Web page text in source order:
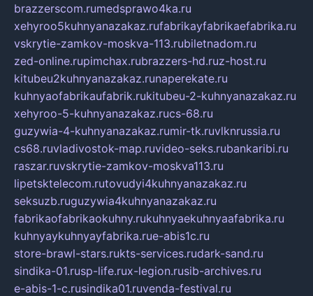
brazzerscom.rumedsprawo4ka.ru
xehyroo5kuhnyanazakaz.rufabrikayfabrikaefabrika.ru
vskrytie-zamkov-moskva-113.rubiletnadom.ru
zed-online.rupimchax.rubrazzers-hd.ruz-host.ru
kitubeu2kuhnyanazakaz.runaperekate.ru
kuhnyaofabrikaufabrik.rukitubeu-2-kuhnyanazakaz.ru
xehyroo-5-kuhnyanazakaz.rucs-68.ru
guzywia-4-kuhnyanazakaz.rumir-tk.ruvlknrussia.ru
cs68.ruvladivostok-map.ruvideo-seks.rubankaribi.ru
raszar.ruvskrytie-zamkov-moskva113.ru
lipetsktelecom.rutovudyi4kuhnyanazakaz.ru
seksuzb.ruguzywia4kuhnyanazakaz.ru
fabrikaofabrikaokuhny.rukuhnyaekuhnyaafabrika.ru
kuhnyaykuhnyayfabrika.rue-abis1c.ru
store-brawl-stars.rukts-services.rudark-sand.ru
sindika-01.rusp-life.rux-legion.rusib-archives.ru
e-abis-1-c.rusindika01.ruvenda-festival.ru